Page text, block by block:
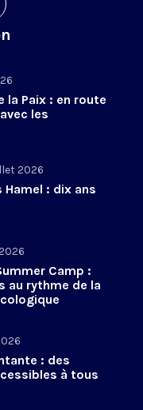
la Paix : en route
les
2026
Hamel : dix ans
Camp :
au rythme de la
: des
à tous